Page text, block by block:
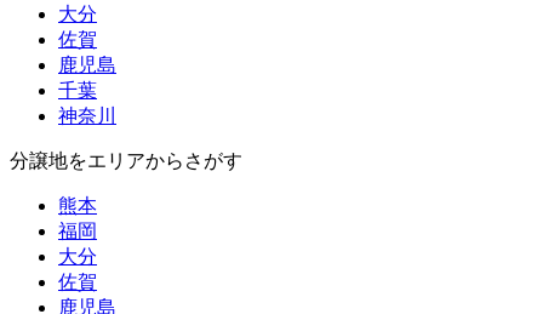
大分
佐賀
鹿児島
千葉
神奈川
分譲地をエリアからさがす
熊本
福岡
大分
佐賀
鹿児島